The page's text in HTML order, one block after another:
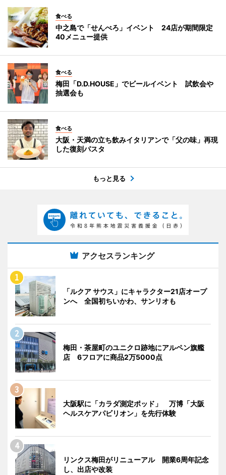
食べる
中之島で「せんべろ」イベント 24店が期間限定
40メニュー提供
食べる
梅田「D.D.HOUSE」でビールイベント 試飲会や
抽選会も
食べる
大阪・天満の立ち飲みイタリアンで「父の味」再現
した復刻パスタ
もっと見る
アクセスランキング
「ルクア サウス」にキャラクター21店オープ
ンへ 全国初ちいかわ、サンリオも
梅田・茶屋町のユニクロ跡地にアルペン旗艦
店 6フロアに商品2万5000点
大阪駅に「カラダ測定ポッド」 万博「大阪
ヘルスケアパビリオン」を先行体験
リンクス梅田がリニューアル 開業6周年記念
し、出店や改装